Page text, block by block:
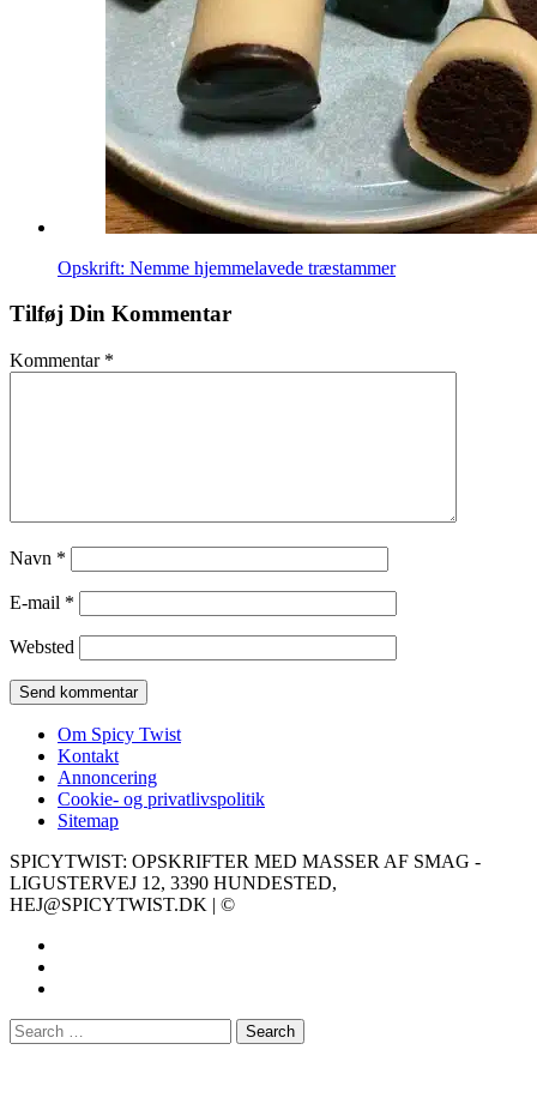
Opskrift: Nemme hjemmelavede træstammer
Tilføj Din Kommentar
Kommentar *
Navn *
E-mail *
Websted
Om Spicy Twist
Kontakt
Annoncering
Cookie- og privatlivspolitik
Sitemap
SPICYTWIST: OPSKRIFTER MED MASSER AF SMAG -
LIGUSTERVEJ 12, 3390 HUNDESTED,
HEJ@SPICYTWIST.DK | ©